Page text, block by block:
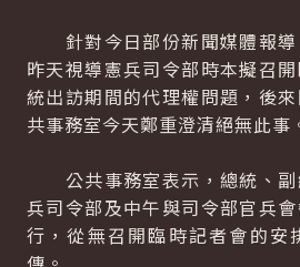
針對今日部份新聞媒體報導
昨天視導憲兵司令部時本擬召
統出訪期間的代理權問題，後
共事務室今天鄭重澄清絕無此事
公共事務室表示，總統、副
兵司令部及中午與司令部官兵
行，從無召開臨時記者會的安